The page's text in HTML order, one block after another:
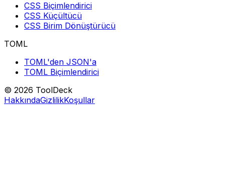
CSS Biçimlendirici
CSS Küçültücü
CSS Birim Dönüştürücü
TOML
TOML'den JSON'a
TOML Biçimlendirici
© 2026 ToolDeck
HakkındaGizlilikKoşullar